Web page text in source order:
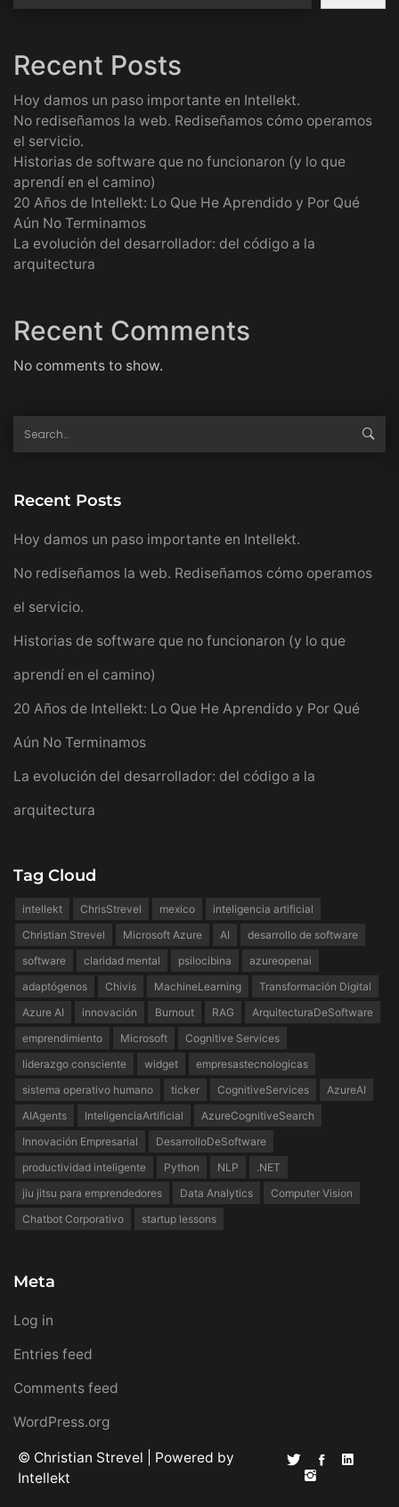
Recent Posts
Hoy damos un paso importante en Intellekt.
No rediseñamos la web. Rediseñamos cómo operamos
el servicio.
Historias de software que no funcionaron (y lo que
aprendí en el camino)
20 Años de Intellekt: Lo Que He Aprendido y Por Qué
Aún No Terminamos
La evolución del desarrollador: del código a la
arquitectura
Recent Comments
No comments to show.
Recent Posts
Hoy damos un paso importante en Intellekt.
No rediseñamos la web. Rediseñamos cómo operamos
el servicio.
Historias de software que no funcionaron (y lo que
aprendí en el camino)
20 Años de Intellekt: Lo Que He Aprendido y Por Qué
Aún No Terminamos
La evolución del desarrollador: del código a la
arquitectura
Tag Cloud
intellekt ChrisStrevel mexico
inteligencia artificial
Christian Strevel
Microsoft Azure AI
desarrollo de software
software
claridad mental psilocibina
azureopenai
adaptógenos
Chivis MachineLearning
Transformación Digital
Azure AI
innovación Burnout RAG
ArquitecturaDeSoftware
emprendimiento
Microsoft
Cognitive Services
liderazgo consciente
widget
empresastecnologicas
sistema operativo humano
ticker CognitiveServices
AzureAI
AIAgents
InteligenciaArtificial
AzureCognitiveSearch
Innovación Empresarial
DesarrolloDeSoftware
productividad inteligente
Python NLP
.NET
jiu jitsu para emprendedores
Data Analytics
Computer Vision
Chatbot Corporativo
startup lessons
Meta
Log in
Entries feed
Comments feed
WordPress.org
© Christian Strevel | Powered by
Intellekt